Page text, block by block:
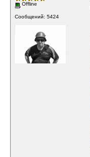
Offline
Сообщений: 5424